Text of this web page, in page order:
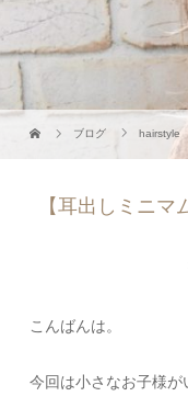
ブログ hairstyle
【耳出しミニ
こんばんは。
今回は小さなお子様が